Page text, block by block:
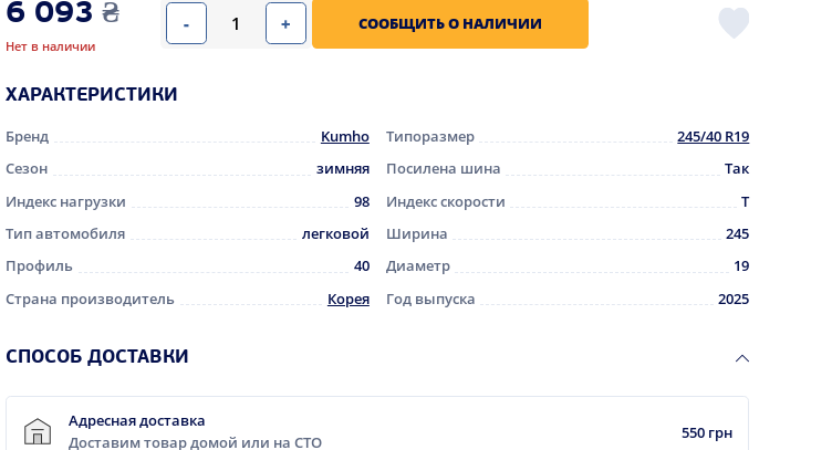
6 093 ₴
Нет в наличии
- + СООБЩИТЬ О НАЛИЧИИ
ХАРАКТЕРИСТИКИ
Бренд Kumho Типоразмер
245/40 R19
Сезон
зимняя Посилена шина
Так
Индекс нагрузки
98 Индекс скорости
T
Тип автомобиля
легковой Ширина
245
Профиль
40 Диаметр
19
Страна производитель
Корея Год выпуска 2025
CПОСОБ ДОСТАВКИ
Адресная доставка
Доставим товар домой или на СТО
550 грн